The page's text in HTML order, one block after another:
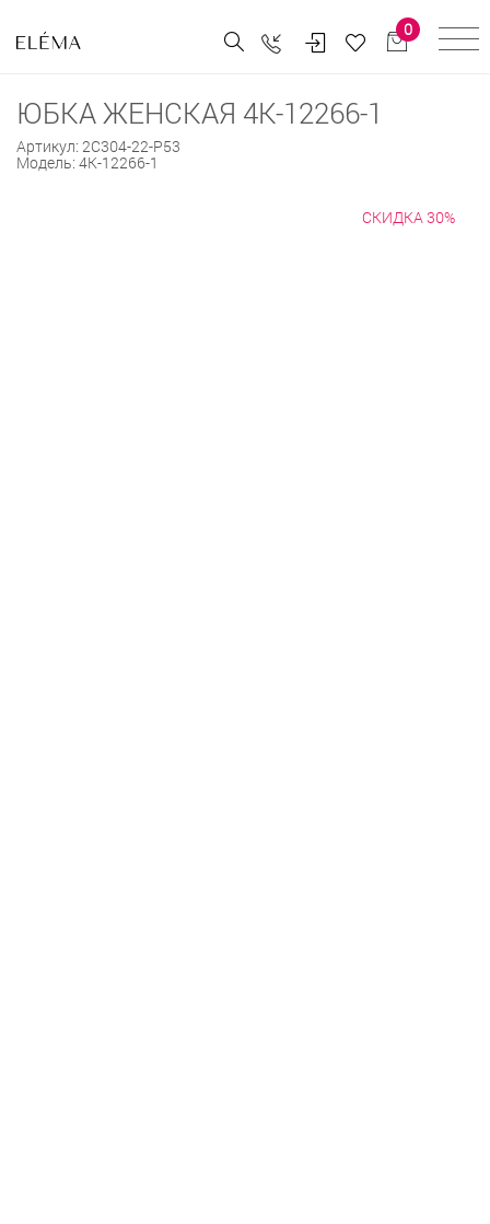
0
ЮБКА ЖЕНСКАЯ 4К-12266-1
Артикул: 2С304-22-Р53
Модель: 4К-12266-1
СКИДКА 30%